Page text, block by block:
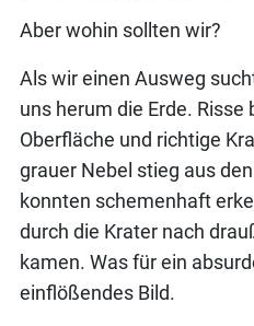
Aber wohin sollten wir?
Als wir einen Ausweg
uns herum die Erde. Risse
Oberfläche und richtige
grauer Nebel stieg aus
konnten schemenhaft
durch die Krater nach
kamen. Was für ein
einflößendes Bild.